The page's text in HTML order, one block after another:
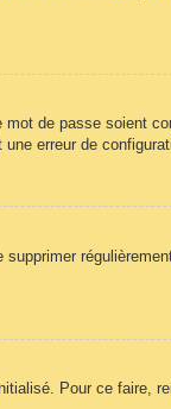
de passe soient
erreur de
Pour ce faire,